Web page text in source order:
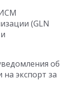
(GLN
об
экспорт за